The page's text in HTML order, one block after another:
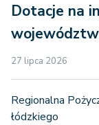
Dotacje na
27 lipca 2026
Regionalna
łódzkiego